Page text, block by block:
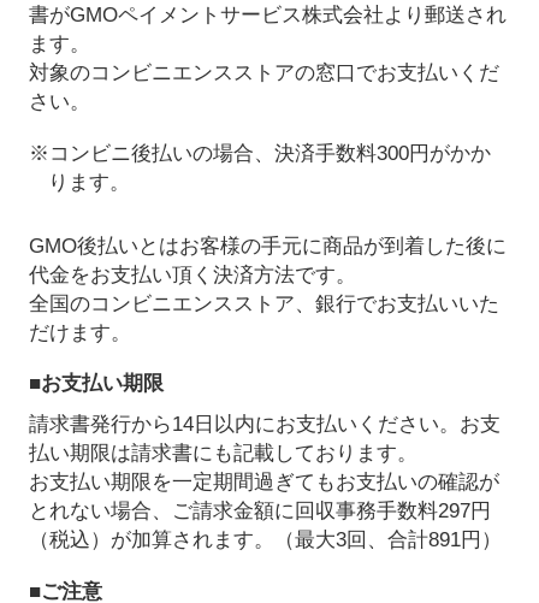
書がGMOペイメントサービス株式会社より郵送され
ます。
対象のコンビニエンスストアの窓口でお支払いくだ
さい。
※コンビニ後払いの場合、決済手数料300円がかか
ります。
GMO後払いとはお客様の手元に商品が到着した後に
代金をお支払い頂く決済方法です。
全国のコンビニエンスストア、銀行でお支払いいた
だけます。
■お支払い期限
請求書発行から14日以内にお支払いください。お支
払い期限は請求書にも記載しております。
お支払い期限を一定期間過ぎてもお支払いの確認が
とれない場合、ご請求金額に回収事務手数料297円
（税込）が加算されます。（最大3回、合計891円）
■ご注意